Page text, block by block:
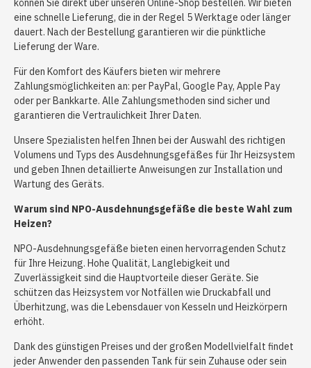
können Sie direkt über unseren Online-Shop bestellen. Wir bieten
eine schnelle Lieferung, die in der Regel 5 Werktage oder länger
dauert. Nach der Bestellung garantieren wir die pünktliche
Lieferung der Ware.
Für den Komfort des Käufers bieten wir mehrere
Zahlungsmöglichkeiten an: per PayPal, Google Pay, Apple Pay
oder per Bankkarte. Alle Zahlungsmethoden sind sicher und
garantieren die Vertraulichkeit Ihrer Daten.
Unsere Spezialisten helfen Ihnen bei der Auswahl des richtigen
Volumens und Typs des Ausdehnungsgefäßes für Ihr Heizsystem
und geben Ihnen detaillierte Anweisungen zur Installation und
Wartung des Geräts.
Warum sind NPO-Ausdehnungsgefäße die beste Wahl zum
Heizen?
NPO-Ausdehnungsgefäße bieten einen hervorragenden Schutz
für Ihre Heizung. Hohe Qualität, Langlebigkeit und
Zuverlässigkeit sind die Hauptvorteile dieser Geräte. Sie
schützen das Heizsystem vor Notfällen wie Druckabfall und
Überhitzung, was die Lebensdauer von Kesseln und Heizkörpern
erhöht.
Dank des günstigen Preises und der großen Modellvielfalt findet
jeder Anwender den passenden Tank für sein Zuhause oder sein